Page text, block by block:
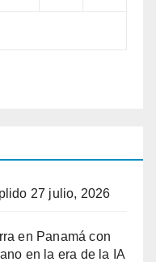
27 julio, 2026
en Panamá con
en la era de la IA